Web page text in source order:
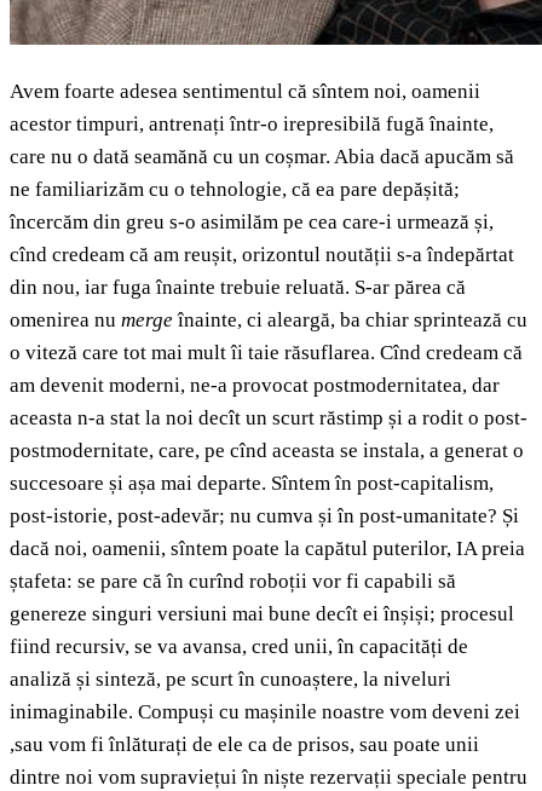
Avem foarte adesea sentimentul că sîntem noi, oamenii
acestor timpuri, antrenați într-o irepresibilă fugă înainte,
care nu o dată seamănă cu un coșmar. Abia dacă apucăm să
ne familiarizăm cu o tehnologie, că ea pare depășită;
încercăm din greu s-o asimilăm pe cea care-i urmează și,
cînd credeam că am reușit, orizontul noutății s-a îndepărtat
din nou, iar fuga înainte trebuie reluată. S-ar părea că
omenirea nu mergeînainte, ci aleargă, ba chiar sprintează cu
o viteză care tot mai mult îi taie răsuflarea. Cînd credeam că
am devenit moderni, ne-a provocat postmodernitatea, dar
aceasta n-a stat la noi decît un scurt răstimp și a rodit o post-
postmodernitate, care, pe cînd aceasta se instala, a generat o
succesoare și așa mai departe. Sîntem în post-capitalism,
post-istorie, post-adevăr; nu cumva și în post-umanitate? Și
dacă noi, oamenii, sîntem poate la capătul puterilor, IA preia
ștafeta: se pare că în curînd roboții vor fi capabili să
genereze singuri versiuni mai bune decît ei înșiși; procesul
fiind recursiv, se va avansa, cred unii, în capacități de
analiză și sinteză, pe scurt în cunoaștere, la niveluri
inimaginabile. Compuși cu mașinile noastre vom deveni zei
,sau vom fi înlăturați de ele ca de prisos, sau poate unii
dintre noi vom supraviețui în niște rezervații speciale pentru